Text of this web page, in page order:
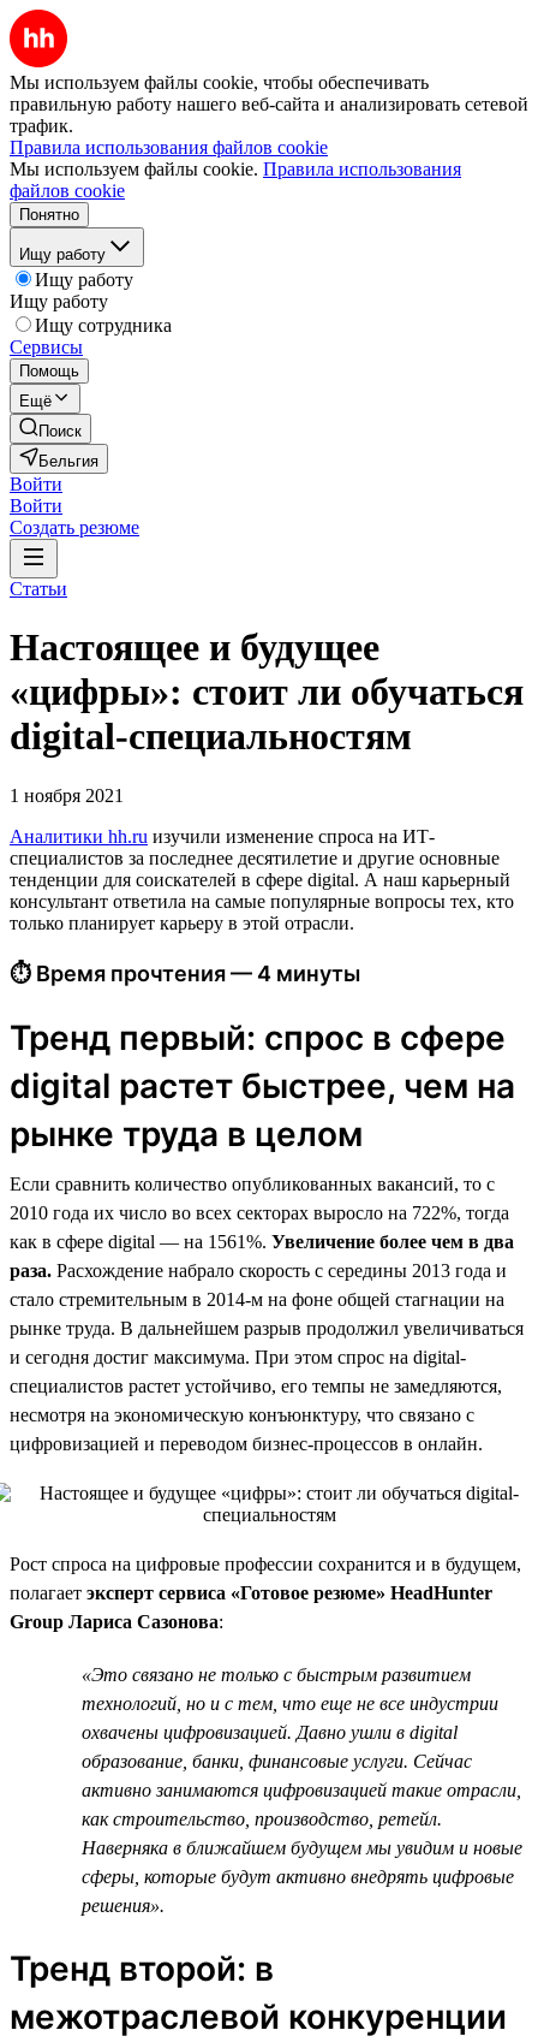
Мы используем файлы cookie, чтобы обеспечивать
правильную работу нашего веб-сайта и анализировать сетевой
трафик.
Правила использования файлов cookie
Мы используем файлы cookie. Правила использования
файлов cookie
Понятно
Ищу работу
Ищу работу
Ищу работу
Ищу сотрудника
Сервисы
Помощь
Ещё
Поиск
Бельгия
Войти
Войти
Создать резюме
Статьи
Настоящее и будущее
«цифры»: стоит ли обучаться
digital-специальностям
1 ноября 2021
Аналитики hh.ru изучили изменение спроса на ИТ-
специалистов за последнее десятилетие и другие основные
тенденции для соискателей в сфере digital. А наш карьерный
консультант ответила на самые популярные вопросы тех, кто
только планирует карьеру в этой отрасли.
⏱ Время прочтения — 4 минуты
Тренд первый: спрос в сфере
digital растет быстрее, чем на
рынке труда в целом
Если сравнить количество опубликованных вакансий, то с
2010 года их число во всех секторах выросло на 722%, тогда
как в сфере digital — на 1561%. Увеличение более чем в два
раза. Расхождение набрало скорость с середины 2013 года и
стало стремительным в 2014-м на фоне общей стагнации на
рынке труда. В дальнейшем разрыв продолжил увеличиваться
и сегодня достиг максимума. При этом спрос на digital-
специалистов растет устойчиво, его темпы не замедляются,
несмотря на экономическую конъюнктуру, что связано с
цифровизацией и переводом бизнес-процессов в онлайн.
Рост спроса на цифровые профессии сохранится и в будущем,
полагает эксперт сервиса «Готовое резюме» HeadHunter
Group Лариса Сазонова:
«Это связано не только с быстрым развитием
технологий, но и с тем, что еще не все индустрии
охвачены цифровизацией. Давно ушли в digital
образование, банки, финансовые услуги. Сейчас
активно занимаются цифровизацией такие отрасли,
как строительство, производство, ретейл.
Наверняка в ближайшем будущем мы увидим и новые
сферы, которые будут активно внедрять цифровые
решения».
Тренд второй: в
межотраслевой конкуренции